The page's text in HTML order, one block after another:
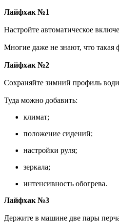
Лайфхак №1
Настройте автоматическое
Многие даже не знают, что такая
Лайфхак №2
Сохраняйте зимний профиль
Туда можно добавить:
климат;
положение сидений;
настройки руля;
зеркала;
интенсивность обогрева.
Лайфхак №3
Держите в машине две пары